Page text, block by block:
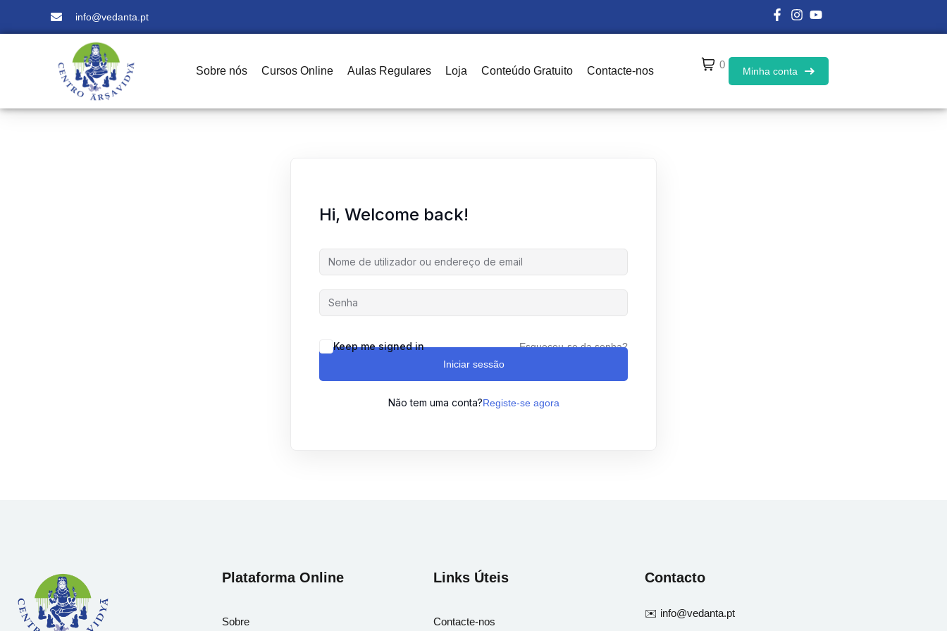
info@vedanta.pt
Sobre nós Cursos Online Aulas Regulares Loja Conteúdo Gratuito Contacte-nos
0
Minha conta
Hi, Welcome back!
Keep me signed in
Esqueceu-se da senha?
Iniciar sessão
Não tem uma conta?Registe-se agora
Plataforma Online
Sobre
Links Úteis
Contacte-nos
Contacto
✉️ info@vedanta.pt
Don’t have an account?
Lost your password?